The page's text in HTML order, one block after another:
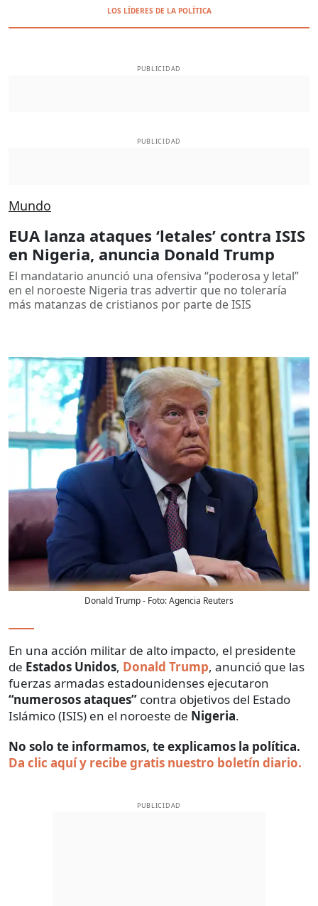
LOS LÍDERES DE LA POLÍTICA
PUBLICIDAD
PUBLICIDAD
Mundo
EUA lanza ataques ‘letales’ contra ISIS
en Nigeria, anuncia Donald Trump
El mandatario anunció una ofensiva “poderosa y letal”
en el noroeste Nigeria tras advertir que no toleraría
más matanzas de cristianos por parte de ISIS
Donald Trump- Foto:Agencia Reuters
En una acción militar de alto impacto, el presidente
de Estados Unidos, Donald Trump, anunció que las
fuerzas armadas estadounidenses ejecutaron
“numerosos ataques” contra objetivos del Estado
Islámico (ISIS) en el noroeste de Nigeria.
No solo te informamos, te explicamos la política.
Da clic aquí y recibe gratis nuestro boletín diario.
PUBLICIDAD